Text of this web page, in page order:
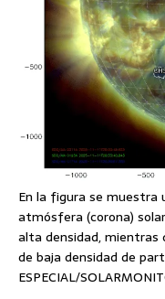
En la figura se muestra
atmósfera (corona)
alta densidad, mientras
de baja densidad de
ESPECIAL/